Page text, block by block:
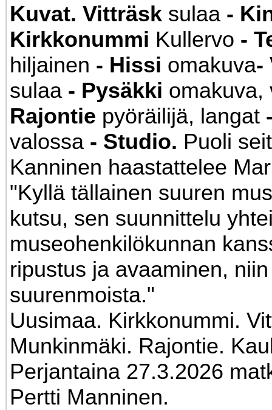
Kuvat. Vitträsk sulaa -
Kirkkonummi Kullervo -
hiljainen - Hissi omakuva-
sulaa - Pysäkki omakuva,
Rajontie pyöräilijä, langat
valossa - Studio. Puoli
Kanninen haastattelee
"Kyllä tällainen suuren
kutsu, sen suunnittelu
museohenkilökunnan
ripustus ja avaaminen,
suurenmoista."
Uusimaa. Kirkkonummi.
Munkinmäki. Rajontie.
Perjantaina 27.3.2026
Pertti Manninen.